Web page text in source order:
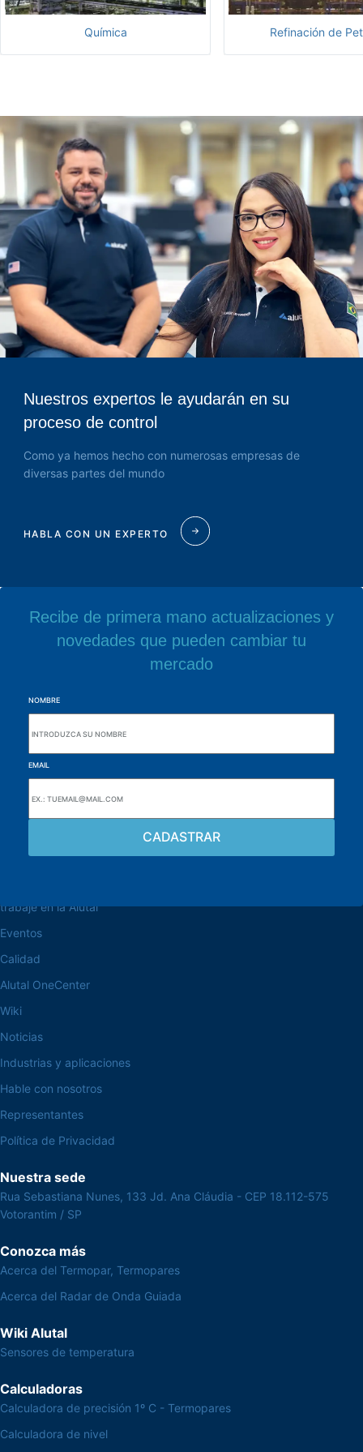
Química Refinación de
Nuestros expertos le ayudarán en su
proceso de control
Como ya hemos hecho con numerosas empresas de
diversas partes del mundo
HABLA CON UN EXPERTO
Recibe de primera mano actualizaciones y
novedades que pueden cambiar tu
mercado
NOMBRE
EMAIL
navegue por el sitio web
trabaje en la Alutal
Eventos
Calidad
Alutal OneCenter
Wiki
Noticias
Industrias y aplicaciones
Hable con nosotros
Representantes
Política de Privacidad
Nuestra sede
Rua Sebastiana Nunes, 133 Jd. Ana Cláudia - CEP 18.112-575
Votorantim / SP
Conozca más
Acerca del Termopar, Termopares
Acerca del Radar de Onda Guiada
Wiki Alutal
Sensores de temperatura
Calculadoras
Calculadora de precisión 1º C - Termopares
Calculadora de nivel